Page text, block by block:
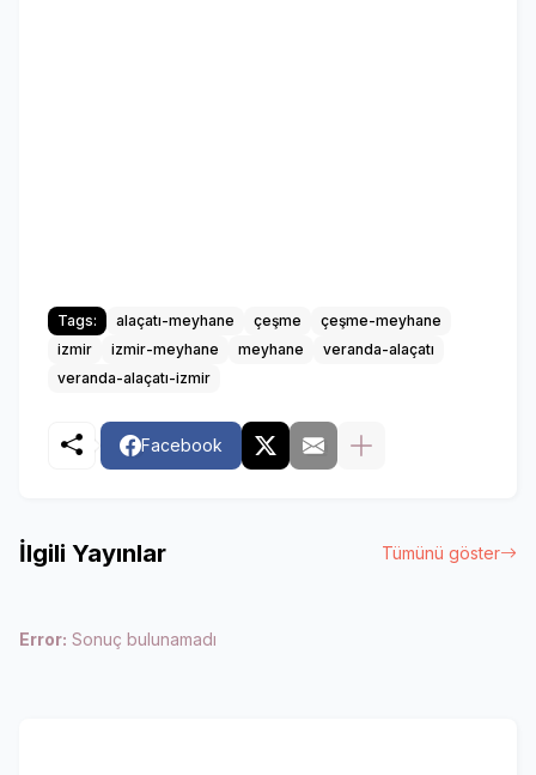
Tags: alaçatı-meyhane çeşme
çeşme-meyhane
izmir
izmir-meyhane meyhane
veranda-alaçatı
veranda-alaçatı-izmir
Facebook
İlgili Yayınlar Tümünü göster
Error: Sonuç bulunamadı